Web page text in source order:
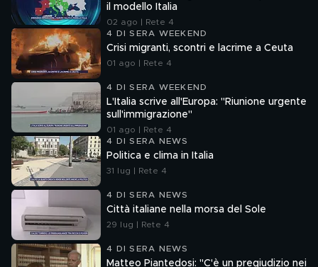
il modello Italia
02 ago | Rete 4
4 DI SERA WEEKEND
Crisi migranti, scontri e lacrime a Ceuta
01 ago | Rete 4
4 DI SERA WEEKEND
L'Italia scrive all'Europa: "Riunione urgente
sull'immigrazione"
01 ago | Rete 4
4 DI SERA NEWS
Politica e clima in Italia
31 lug | Rete 4
4 DI SERA NEWS
Città italiane nella morsa del Sole
29 lug | Rete 4
4 DI SERA NEWS
Matteo Piantedosi: "C'è un pregiudizio nei